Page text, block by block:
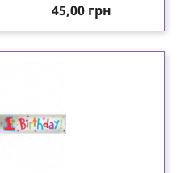
Ціна
45,00 грн